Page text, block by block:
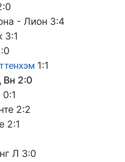
- Лион 3:4
3:1
1:1
Вн 2:0
2:2
2:1
Л 3:0